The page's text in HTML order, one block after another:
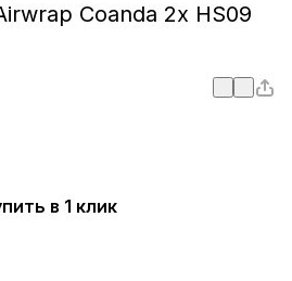
Coanda 2x HS09
в 1 клик